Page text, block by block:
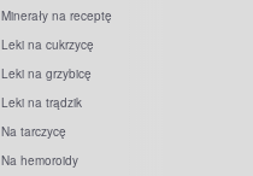
Minerały na receptę
Leki na cukrzycę
Leki na grzybicę
Leki na trądzik
Na tarczycę
Na hemoroidy